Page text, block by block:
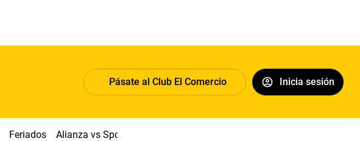
Pásate al Club El Comercio Inicia sesión
Feriados Alianza vs Sport Boys